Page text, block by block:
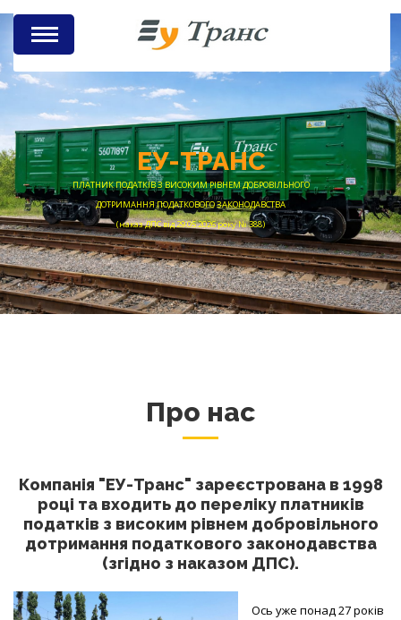
ЕУ-ТРАНС
ПЛАТНИК ПОДАТКІВ З ВИСОКИМ РІВНЕМ ДОБРОВІЛЬНОГО
ДОТРИМАННЯ ПОДАТКОВОГО ЗАКОНОДАВСТВА
(наказ ДПС від 29.05.2026 року № 388)
Про нас
Компанія "ЕУ-Транс" зареєстрована в 1998
році та входить до переліку платників
податків з високим рівнем добровільного
дотримання податкового законодавства
(згідно з наказом ДПС).
Ось уже понад 27 років